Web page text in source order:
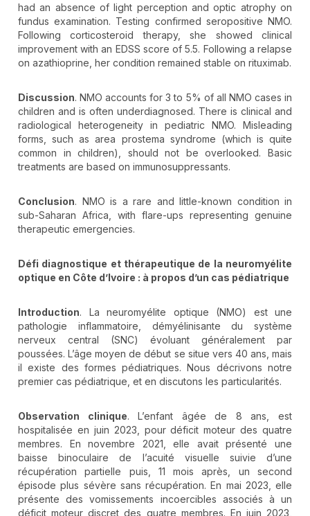
had an absence of light perception and optic atrophy on
fundus examination. Testing confirmed seropositive NMO.
Following corticosteroid therapy, she showed clinical
improvement with an EDSS score of 5.5. Following a relapse
on azathioprine, her condition remained stable on rituximab.
Discussion. NMO accounts for 3 to 5% of all NMO cases in
children and is often underdiagnosed. There is clinical and
radiological heterogeneity in pediatric NMO. Misleading
forms, such as area prostema syndrome (which is quite
common in children), should not be overlooked. Basic
treatments are based on immunosuppressants.
Conclusion. NMO is a rare and little-known condition in
sub-Saharan Africa, with flare-ups representing genuine
therapeutic emergencies.
Défi diagnostique et thérapeutique de la neuromyélite
optique en Côte d’Ivoire : à propos d’un cas pédiatrique
Introduction. La neuromyélite optique (NMO) est une
pathologie inflammatoire, démyélinisante du système
nerveux central (SNC) évoluant généralement par
poussées. L’âge moyen de début se situe vers 40 ans, mais
il existe des formes pédiatriques. Nous décrivons notre
premier cas pédiatrique, et en discutons les particularités.
Observation clinique. L’enfant âgée de 8 ans, est
hospitalisée en juin 2023, pour déficit moteur des quatre
membres. En novembre 2021, elle avait présenté une
baisse binoculaire de l’acuité visuelle suivie d’une
récupération partielle puis, 11 mois après, un second
épisode plus sévère sans récupération. En mai 2023, elle
présente des vomissements incoercibles associés à un
déficit moteur discret des quatre membres. En juin 2023,